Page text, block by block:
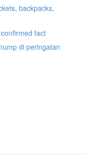
backpacks,
fact
di peringatan